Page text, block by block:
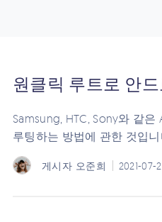
원클릭 루트로 안
Samsung, HTC, Sony와 같
루팅하는 방법에 관한 것입니
게시자 오준희 2021-07-